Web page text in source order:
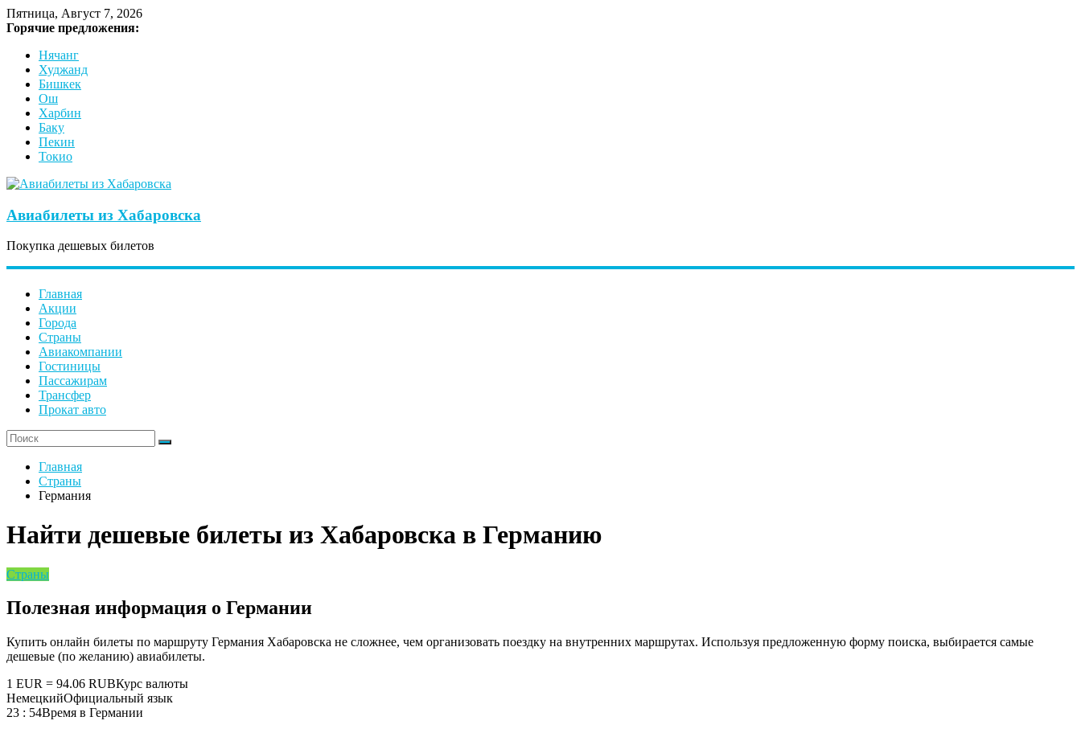
Пятница, Август 7, 2026
Горячие предложения:
Нячанг
Худжанд
Бишкек
Ош
Харбин
Баку
Пекин
Токио
Авиабилеты из Хабаровска
Покупка дешевых билетов
Главная
Акции
Города
Страны
Авиакомпании
Гостиницы
Пассажирам
Трансфер
Прокат авто
Главная
Страны
Германия
Найти дешевые билеты из Хабаровска в Германию
Страны
Полезная информация о Германии
Купить онлайн билеты по маршруту Германия Хабаровска не сложнее, чем организовать поездку на внутренних маршрутах. Используя предложенную форму поиска, выбирается самые
дешевые (по желанию) авиабилеты.
1 EUR = 94.06 RUBКурс валюты
НемецкийОфициальный язык
23 : 54Время в Германии